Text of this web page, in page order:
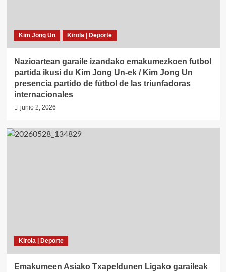
Kim Jong Un Kirola | Deporte
Nazioartean garaile izandako emakumezkoen futbol
partida ikusi du Kim Jong Un-ek / Kim Jong Un
presencia partido de fútbol de las triunfadoras
internacionales
junio 2, 2026
Kirola | Deporte
Emakumeen Asiako Txapeldunen Ligako garaileak